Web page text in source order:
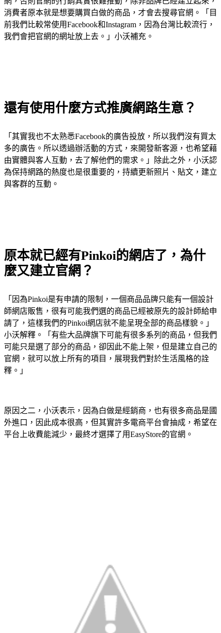
消費者原本就是想要購買白做的商品，才會去搜尋官網。「目
前我們比較常使用Facebook和Instagram，因為台灣比較流行，
我們會把官網的網址放上去。」小沃補充。
還有使用什麼方式推廣網路生意？
「其實我也不太熟悉Facebook的廣告投放，所以我們沒有買太
多的廣告。所以透過辦活動的方式，來開發新客源，也希望藉
由實體與客人互動，去了解他們的需求。」除此之外，小沃認
為保持網路的熱度也是很重要的，持續更新照片、貼文，建立
與客群的互動。
原本就已經有Pinkoi的網店了，為什
麼又建立官網？
「因為Pinkoi是有申請的限制，一個商品品牌只能有一個設計
師網店販售，很有可能我們選的商品已經被原先的設計師給申
請了，這樣我們的Pinkoi網店就不能呈現全部的商品樣貌。」
小沃解釋。「有些大品牌旗下可能有很多系列的商品，但我們
可能只是選了部分的商品，卻因此不能上架，但是建立自己的
官網，就可以放上所有的項目，展現我們對於生活風格的詮
釋。」
原因之二，小沃表示，因為白做是經銷商，也有很多商品是國
外進口，因此成本很高，但其實許多電商平台會抽成，希望在
平台上收費能減少，最終才選擇了用EasyStore的官網。